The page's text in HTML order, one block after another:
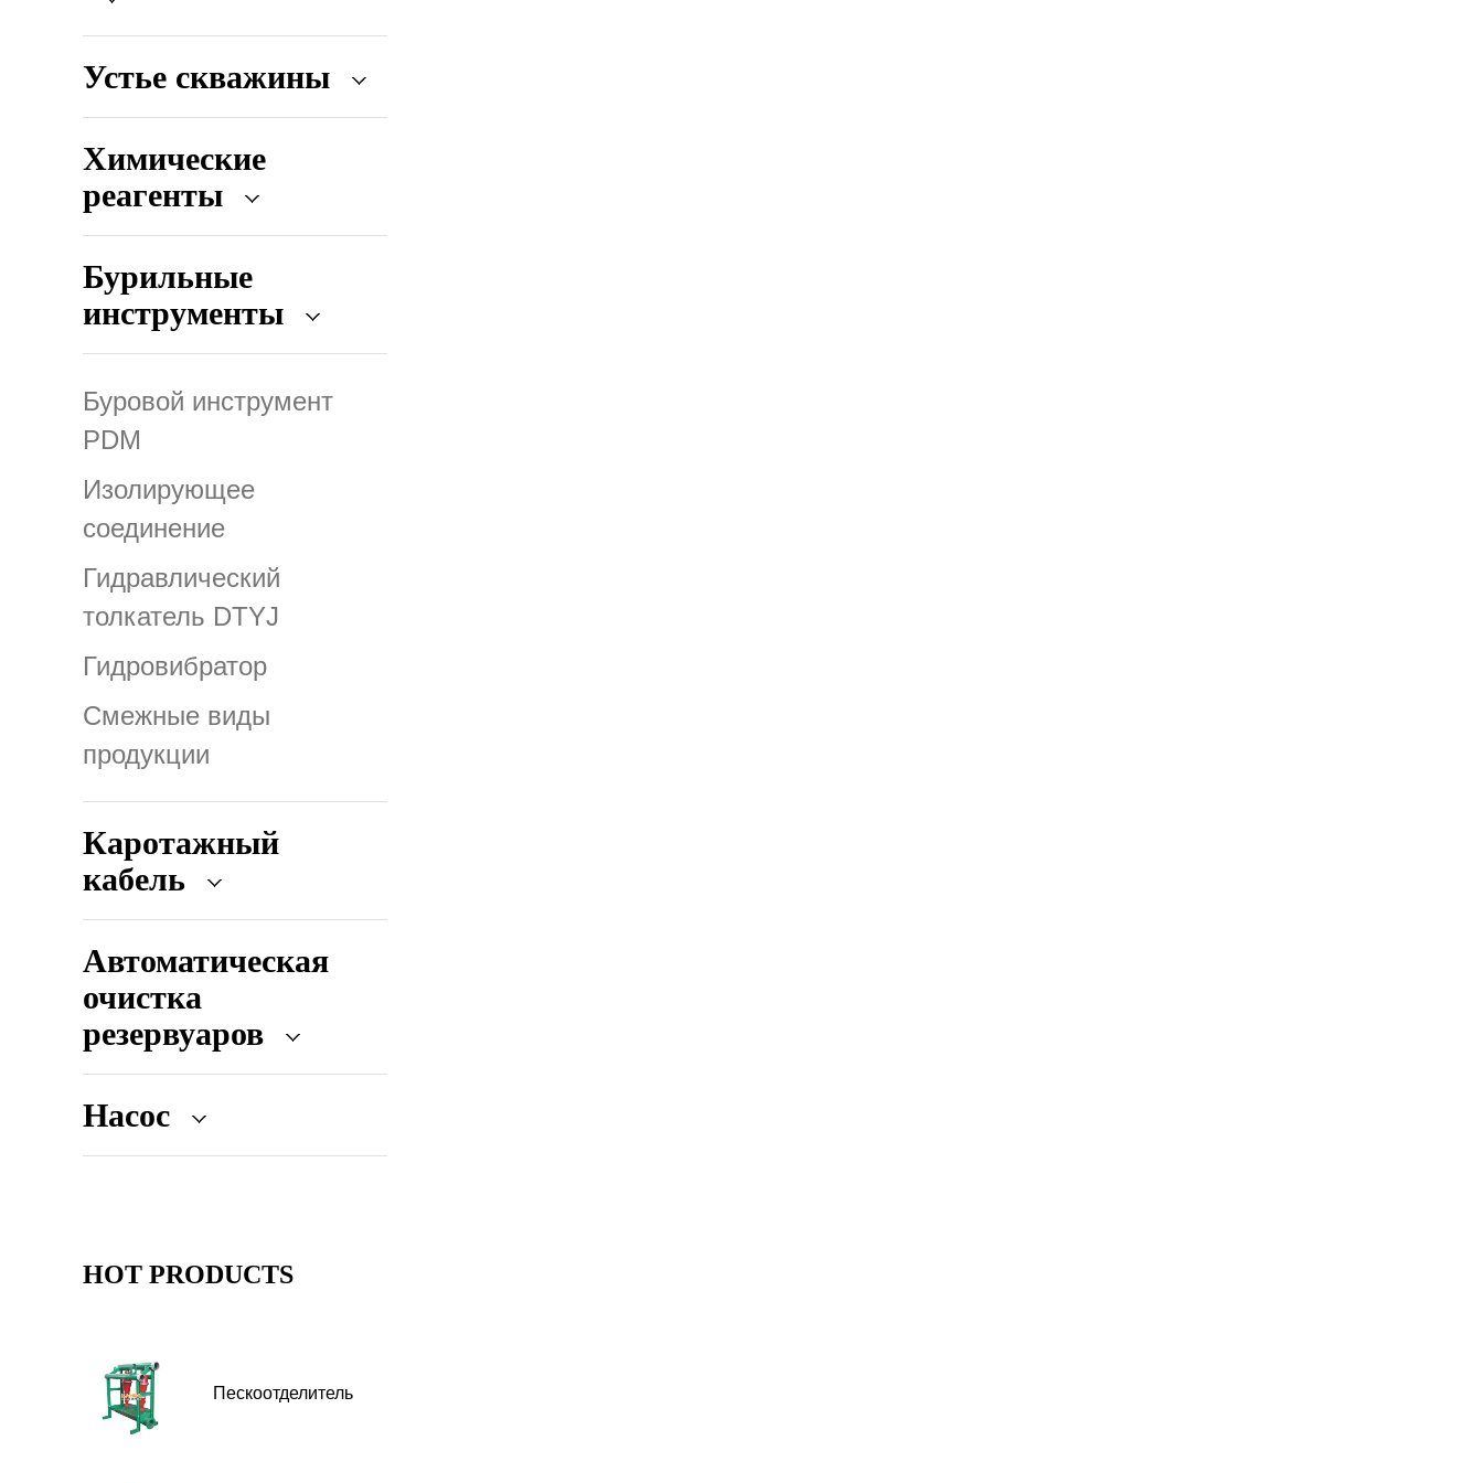
Устье скважины
Химические
реагенты
Бурильные
инструменты
Буровой инструмент
PDM
Изолирующее
соединение
Гидравлический
толкатель DTYJ
Гидровибратор
Смежные виды
продукции
Каротажный
кабель
Автоматическая
очистка
резервуаров
Насос
HOT PRODUCTS
Пескоотделитель